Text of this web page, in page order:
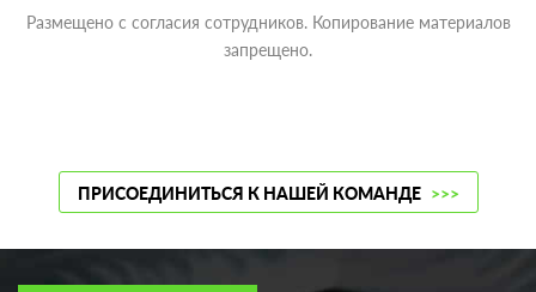
Размещено с согласия сотрудников. Копирование материалов
запрещено.
ПРИСОЕДИНИТЬСЯ К НАШЕЙ КОМАНДЕ >>>